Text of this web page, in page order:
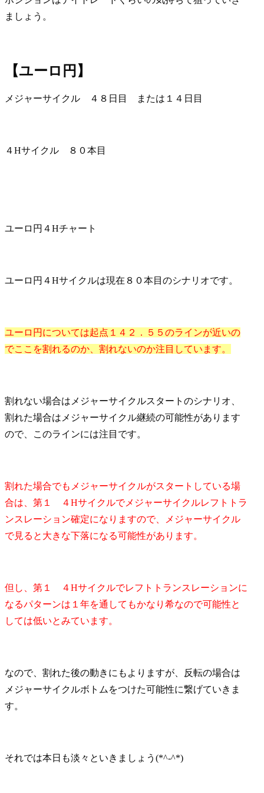
ましょう。
【ユーロ円】
メジャーサイクル ４８日目 または１４日目
４Hサイクル ８０本目
ユーロ円４Hチャート
ユーロ円４Hサイクルは現在８０本目のシナリオです。
ユーロ円については起点１４２．５５のラインが近いの
でここを割れるのか、割れないのか注目しています。
割れない場合はメジャーサイクルスタートのシナリオ、
割れた場合はメジャーサイクル継続の可能性があります
ので、このラインには注目です。
割れた場合でもメジャーサイクルがスタートしている場
合は、第１ ４Hサイクルでメジャーサイクルレフトトラ
ンスレーション確定になりますので、メジャーサイクル
で見ると大きな下落になる可能性があります。
但し、第１ ４Hサイクルでレフトトランスレーションに
なるパターンは１年を通してもかなり希なので可能性と
しては低いとみています。
なので、割れた後の動きにもよりますが、反転の場合は
メジャーサイクルボトムをつけた可能性に繋げていきま
す。
それでは本日も淡々といきましょう(*^-^*)